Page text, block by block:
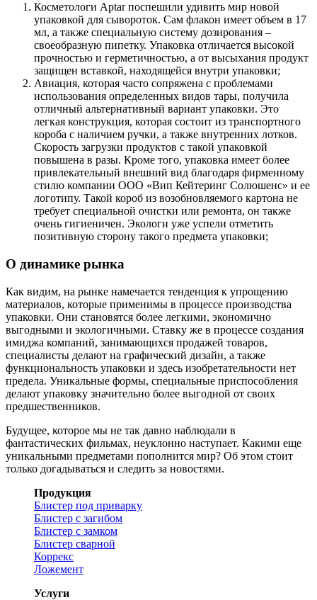
Косметологи Aptar поспешили удивить мир новой
упаковкой для сывороток. Сам флакон имеет объем в 17
мл, а также специальную систему дозирования –
своеобразную пипетку. Упаковка отличается высокой
прочностью и герметичностью, а от высыхания продукт
защищен вставкой, находящейся внутри упаковки;
Авиация, которая часто сопряжена с проблемами
использования определенных видов тары, получила
отличный альтернативный вариант упаковки. Это
легкая конструкция, которая состоит из транспортного
короба с наличием ручки, а также внутренних лотков.
Скорость загрузки продуктов с такой упаковкой
повышена в разы. Кроме того, упаковка имеет более
привлекательный внешний вид благодаря фирменному
стилю компании ООО «Вип Кейтеринг Солюшенс» и ее
логотипу. Такой короб из возобновляемого картона не
требует специальной очистки или ремонта, он также
очень гигиеничен. Экологи уже успели отметить
позитивную сторону такого предмета упаковки;
О динамике рынка
Как видим, на рынке намечается тенденция к упрощению
материалов, которые применимы в процессе производства
упаковки. Они становятся более легкими, экономично
выгодными и экологичными. Ставку же в процессе создания
имиджа компаний, занимающихся продажей товаров,
специалисты делают на графический дизайн, а также
функциональность упаковки и здесь изобретательности нет
предела. Уникальные формы, специальные приспособления
делают упаковку значительно более выгодной от своих
предшественников.
Будущее, которое мы не так давно наблюдали в
фантастических фильмах, неуклонно наступает. Какими еще
уникальными предметами пополнится мир? Об этом стоит
только догадываться и следить за новостями.
Продукция
Блистер под приварку
Блистер с загибом
Блистер с замком
Блистер сварной
Коррекс
Ложемент
Услуги